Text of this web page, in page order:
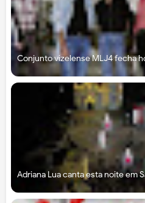
Conjunto vizelense MLJ4 fecha
Adriana Lua canta esta noite em